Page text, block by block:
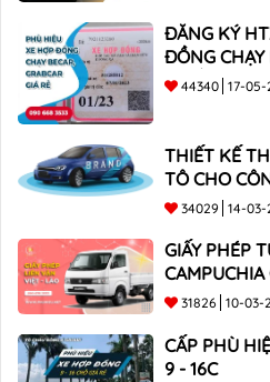
ĐĂNG KÝ
ĐỒNG CHẠY
NHẤT
44340 17-05-
THIẾT KẾ
TÔ CHO
34029 14-03-
GIẤY PHÉP
XE BÁN TẢI
31826 10-03-
CẤP PHÙ
9 - 16C